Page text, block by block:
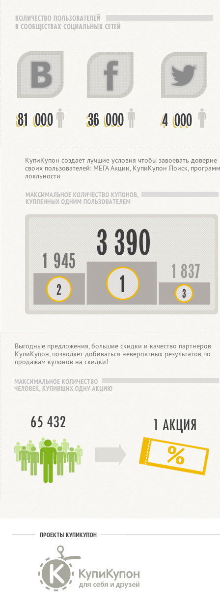
КупиКупон создает лучшие условия чтобы завоевать доверие
своих пользователей: МЕГА Акции, КупиКупон Поиск,
лояльности
Выгодные предложения, большие скидки и качество партнеров
КупиКупон, позволяет добиваться невероятных результатов по
продажам купонов на скидки!